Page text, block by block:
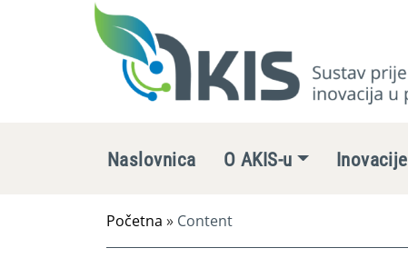
Naslovnica O AKIS-u Inovacije
Početna » Content